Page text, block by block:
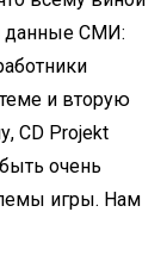
данные СМИ:
и вторую
CD Projekt
очень
игры. Нам